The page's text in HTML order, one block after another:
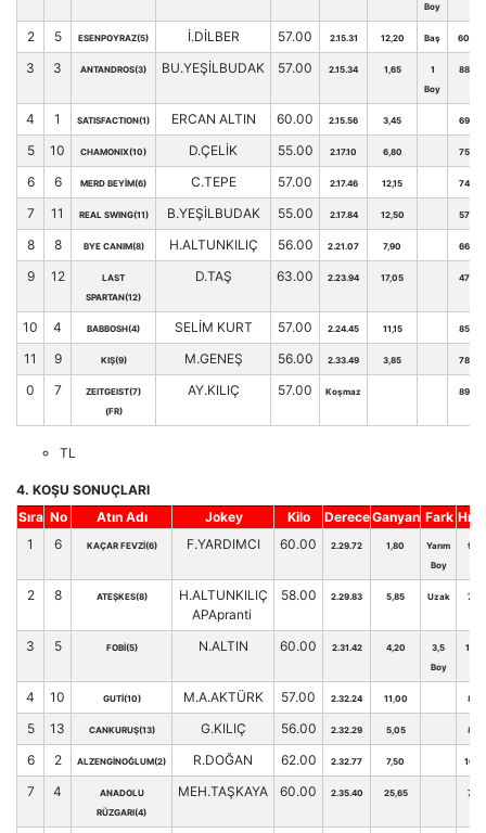
Boy
2 5 ESENPOYRAZ(5) İ.DİLBER 57.00 2.15.31 12,20 Baş 60
3 3 ANTANDROS(3) BU.YEŞİLBUDAK 57.00 2.15.34 1,65
1
Boy
88
4 1 SATISFACTION(1) ERCAN ALTIN 60.00 2.15.56 3,45 69
5 10 CHAMONIX(10) D.ÇELİK 55.00 2.17.10 6,80 75
6 6 MERD BEYİM(6) C.TEPE 57.00 2.17.46 12,15 74
7 11 REAL SWING(11) B.YEŞİLBUDAK 55.00 2.17.84 12,50 57
8 8 BYE CANIM(8) H.ALTUNKILIÇ 56.00 2.21.07 7,90 66
9 12
LAST
SPARTAN(12)
D.TAŞ 63.00 2.23.94 17,05 47
10 4 BABBOSH(4) SELİM KURT 57.00 2.24.45 11,15 85
11 9 KIŞ(9) M.GENEŞ 56.00 2.33.49 3,85 78
0 7
ZEITGEIST(7)
(FR)
AY.KILIÇ 57.00 Koşmaz 89
TL
4. KOŞU SONUÇLARI
Sıra No Atın Adı Jokey Kilo DereceGanyan Fark
1
6 KAÇAR FEVZİ(6) F.YARDIMCI 60.00 2.29.72 1,80
Yarım
Boy
99
2 8 ATEŞKES(8)
H.ALTUNKILIÇ
APApranti
58.00 2.29.83 5,85 Uzak 78
3 5 FOBİ(5) N.ALTIN 60.00 2.31.42 4,20
3,5
Boy
112
4 10 GUTİ(10) M.A.AKTÜRK 57.00 2.32.24 11,00 82
5 13 CANKURUŞ(13) G.KILIÇ 56.00 2.32.29 5,05 82
6 2 ALZENGİNOĞLUM(2) R.DOĞAN 62.00 2.32.77 7,50 104
7 4
ANADOLU
RÜZGARI(4)
MEH.TAŞKAYA 60.00 2.35.40 25,65 72